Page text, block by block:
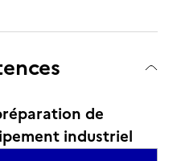
de
industriel